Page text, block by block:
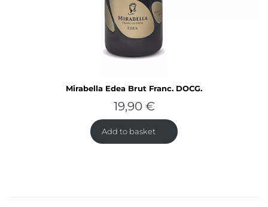
Mirabella Edea Brut Franc. DOCG.
19,90 €
Add to basket